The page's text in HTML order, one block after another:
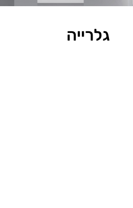
גלרייה